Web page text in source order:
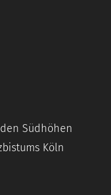
Südhöhen
Köln